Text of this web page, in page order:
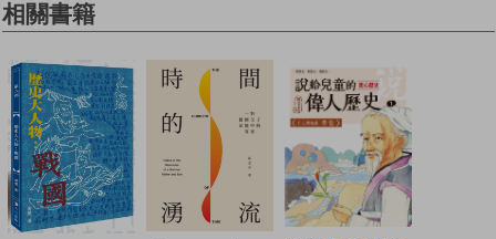
相關書籍